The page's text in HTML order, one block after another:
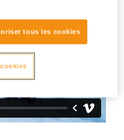
tous les cookies